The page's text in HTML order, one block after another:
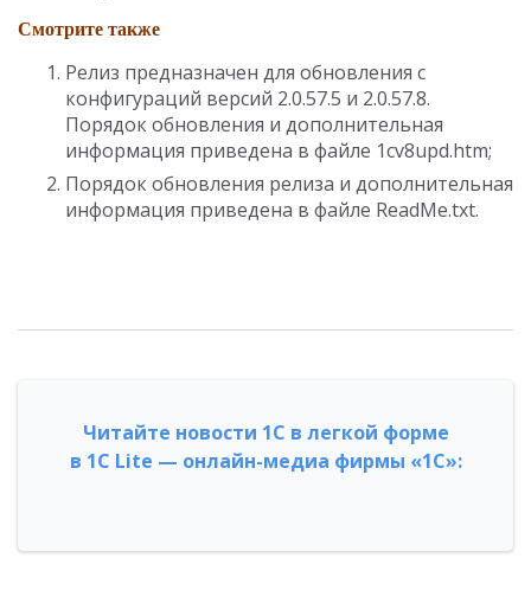
Смотрите также
Релиз предназначен для обновления с
конфигураций версий 2.0.57.5 и 2.0.57.8.
Порядок обновления и дополнительная
информация приведена в файле 1cv8upd.htm;
Порядок обновления релиза и дополнительная
информация приведена в файле ReadMe.txt.
Читайте новости 1С в легкой форме
в 1С Lite — онлайн-медиа фирмы «1С»: